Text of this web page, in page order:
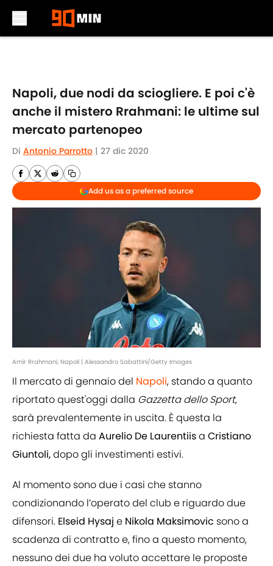
Napoli, due nodi da sciogliere. E poi c'è
anche il mistero Rrahmani: le ultime sul
mercato partenopeo
Di Antonio Parrotto | 27 dic 2020
Add us as a preferred source
Amir Rrahmani, Napoli | Alessandro Sabattini/Getty Images
Il mercato di gennaio del Napoli, stando a quanto
riportato quest'oggi dalla Gazzetta dello Sport,
sarà prevalentemente in uscita. È questa la
richiesta fatta da Aurelio De Laurentiisa Cristiano
Giuntoli,dopo gli investimenti estivi.
Al momento sono due i casi che stanno
condizionando l’operato del club e riguardo due
difensori. Elseid Hysaj e Nikola Maksimovic sono a
scadenza di contratto e, fino a questo momento,
nessuno dei due ha voluto accettare le proposte